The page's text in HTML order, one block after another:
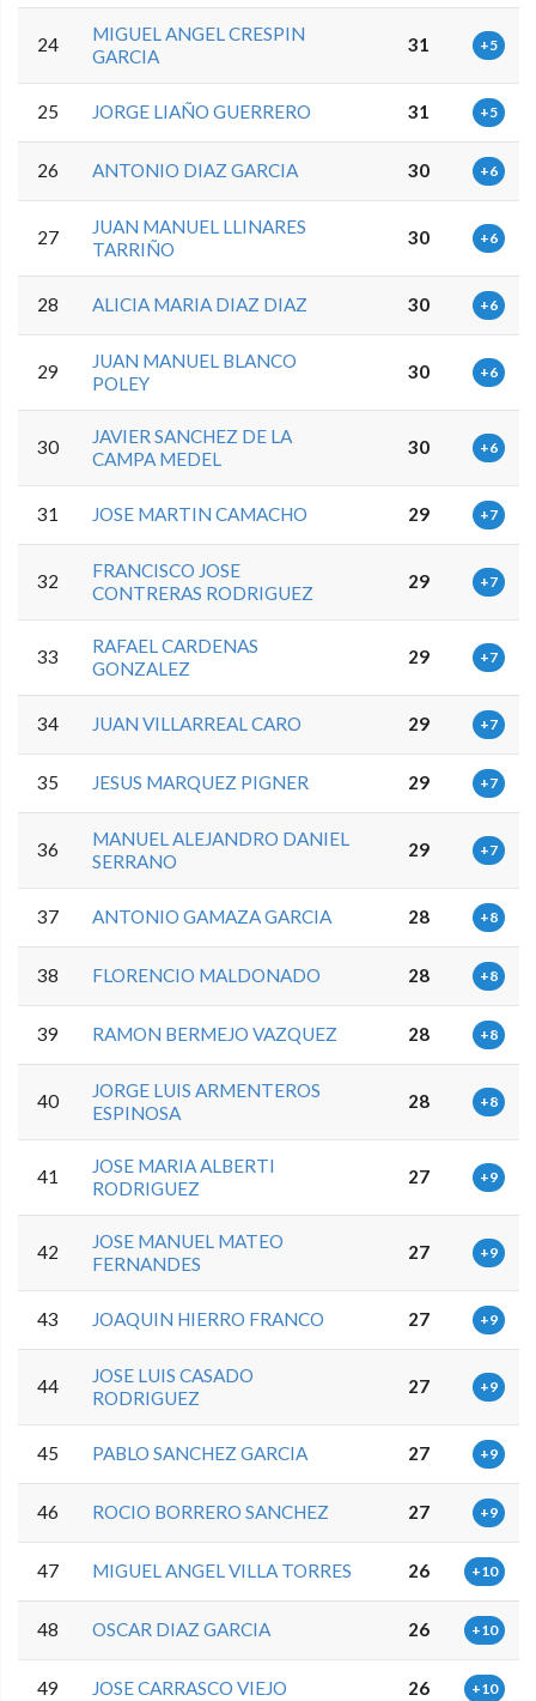
24
MIGUEL ANGEL CRESPIN
GARCIA
31 +5
25 JORGE LIAÑO GUERRERO 31 +5
26 ANTONIO DIAZ GARCIA 30 +6
27
JUAN MANUEL LLINARES
TARRIÑO
30 +6
28 ALICIA MARIA DIAZ DIAZ 30 +6
29
JUAN MANUEL BLANCO
POLEY
30 +6
30
JAVIER SANCHEZ DE LA
CAMPA MEDEL
30 +6
31 JOSE MARTIN CAMACHO 29 +7
32
FRANCISCO JOSE
CONTRERAS RODRIGUEZ
29 +7
33
RAFAEL CARDENAS
GONZALEZ
29 +7
34 JUAN VILLARREAL CARO 29 +7
35 JESUS MARQUEZ PIGNER 29 +7
36
MANUEL ALEJANDRO DANIEL
SERRANO
29 +7
37 ANTONIO GAMAZA GARCIA 28 +8
38 FLORENCIO MALDONADO 28 +8
39 RAMON BERMEJO VAZQUEZ 28 +8
40
JORGE LUIS ARMENTEROS
ESPINOSA
28 +8
41
JOSE MARIA ALBERTI
RODRIGUEZ
27 +9
42
JOSE MANUEL MATEO
FERNANDES
27 +9
43 JOAQUIN HIERRO FRANCO 27 +9
44
JOSE LUIS CASADO
RODRIGUEZ
27 +9
45 PABLO SANCHEZ GARCIA 27 +9
46 ROCIO BORRERO SANCHEZ 27 +9
47 MIGUEL ANGEL VILLA TORRES 26 +10
48 OSCAR DIAZ GARCIA 26 +10
49 JOSE CARRASCO VIEJO 26 +10